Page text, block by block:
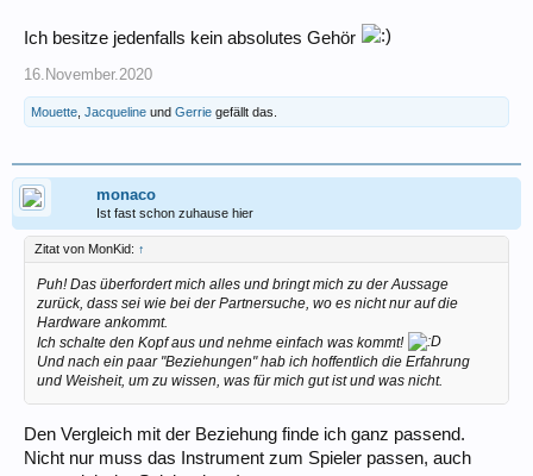
Ich besitze jedenfalls kein absolutes Gehör
16.November.2020
Mouette, Jacqueline und Gerrie gefällt das.
monaco
Ist fast schon zuhause hier
Zitat von MonKid: ↑
Puh! Das überfordert mich alles und bringt mich zu der Aussage
zurück, dass sei wie bei der Partnersuche, wo es nicht nur auf die
Hardware ankommt.
Ich schalte den Kopf aus und nehme einfach was kommt!
Und nach ein paar "Beziehungen" hab ich hoffentlich die Erfahrung
und Weisheit, um zu wissen, was für mich gut ist und was nicht.
Den Vergleich mit der Beziehung finde ich ganz passend.
Nicht nur muss das Instrument zum Spieler passen, auch